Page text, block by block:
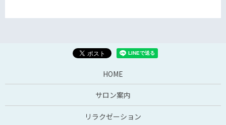
HOME
サロン案内
リラクゼーション